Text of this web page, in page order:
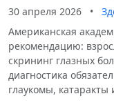
30 апреля 2026 •
Американская
рекомендацию:
скрининг глазных
диагностика
глаукомы,